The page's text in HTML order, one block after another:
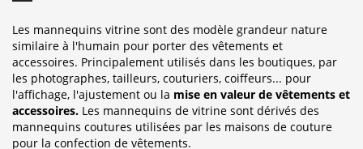
Les mannequins vitrine sont des modèle grandeur nature
similaire à l'humain pour porter des vêtements et
accessoires. Principalement utilisés dans les boutiques, par
les photographes, tailleurs, couturiers, coiffeurs... pour
l'affichage, l'ajustement ou la mise en valeur de vêtements et
accessoires. Les mannequins de vitrine sont dérivés des
mannequins coutures utilisées par les maisons de couture
pour la confection de vêtements.